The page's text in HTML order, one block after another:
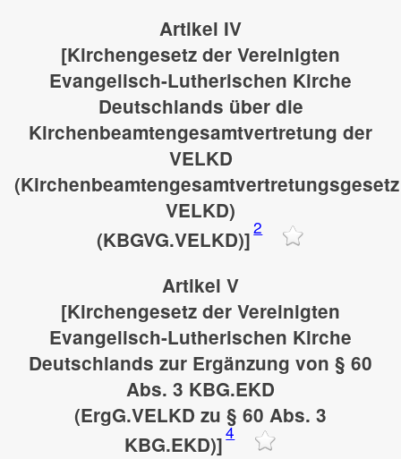
Artikel IV
[Kirchengesetz der Vereinigten
Evangelisch-Lutherischen Kirche
Deutschlands über die
Kirchenbeamtengesamtvertretung der
VELKD
(Kirchenbeamtengesamtvertretungsgesetz
VELKD)
(KBGVG.VELKD)]2
Artikel V
[Kirchengesetz der Vereinigten
Evangelisch-Lutherischen Kirche
Deutschlands zur Ergänzung von § 60
Abs. 3 KBG.EKD
(ErgG.VELKD zu § 60 Abs. 3
KBG.EKD)]4